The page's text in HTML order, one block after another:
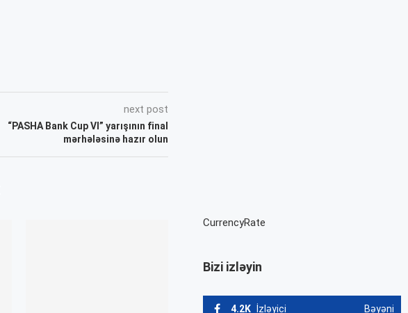
next post
“PASHA Bank Cup VI” yarışının final
mərhələsinə hazır olun
CurrencyRate
Bizi izləyin
4.2K İzləyici Bəyəni